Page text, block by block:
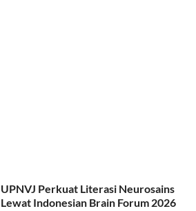
UPNVJ Perkuat Literasi Neurosains
Lewat Indonesian Brain Forum 2026